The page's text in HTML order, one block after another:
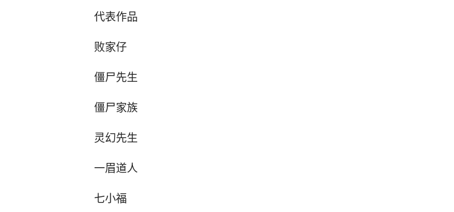
代表作品
败家仔
僵尸先生
僵尸家族
灵幻先生
一眉道人
七小福